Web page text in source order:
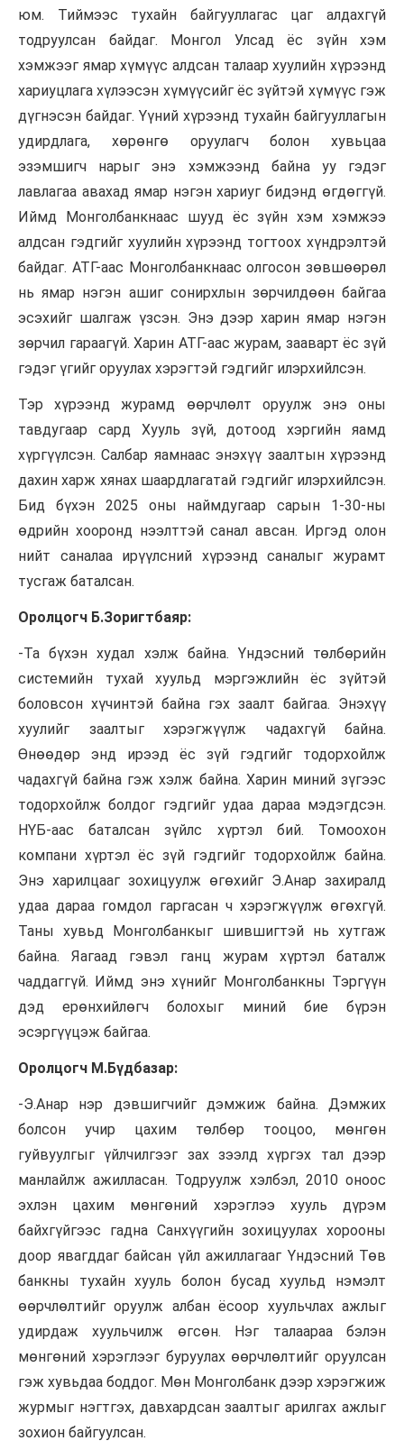
юм. Тиймээс тухайн байгууллагас цаг алдахгүй
тодруулсан байдаг. Монгол Улсад ёс зүйн хэм
хэмжээг ямар хүмүүс алдсан талаар хуулийн хүрээнд
хариуцлага хүлээсэн хүмүүсийг ёс зүйтэй хүмүүс гэж
дүгнэсэн байдаг. Үүний хүрээнд тухайн байгууллагын
удирдлага, хөрөнгө оруулагч болон хувьцаа
эзэмшигч нарыг энэ хэмжээнд байна уу гэдэг
лавлагаа авахад ямар нэгэн хариуг бидэнд өгдөггүй.
Иймд Монголбанкнаас шууд ёс зүйн хэм хэмжээ
алдсан гэдгийг хуулийн хүрээнд тогтоох хүндрэлтэй
байдаг. АТГ-аас Монголбанкнаас олгосон зөвшөөрөл
нь ямар нэгэн ашиг сонирхлынзөрчилдөөн байгаа
эсэхийг шалгаж үзсэн. Энэ дээр харин ямар нэгэн
зөрчил гараагүй. Харин АТГ-аас журам, зааварт ёс зүй
гэдэг үгийг оруулах хэрэгтэй гэдгийг илэрхийлсэн.
Тэр хүрээнд журамд өөрчлөлт оруулж энэ оны
тавдугаар сард Хууль зүй, дотоод хэргийн яамд
хүргүүлсэн. Салбар яамнаас энэхүү заалтын хүрээнд
дахин харж хянах шаардлагатай гэдгийг илэрхийлсэн.
Бид бүхэн 2025 оны наймдугаар сарын 1-30-ны
өдрийн хооронд нээлттэй санал авсан. Иргэд олон
нийт саналаа ирүүлсний хүрээнд саналыг журамт
тусгаж баталсан.
Оролцогч Б.Зоригтбаяр:
-Та бүхэн худал хэлж байна. Үндэсний төлбөрийн
системийн тухай хуульд мэргэжлийн ёс зүйтэй
боловсон хүчинтэй байна гэх заалт байгаа. Энэхүү
хуулийг заалтыг хэрэгжүүлж чадахгүй байна.
Өнөөдөр энд ирээд ёс зүй гэдгийг тодорхойлж
чадахгүй байна гэж хэлж байна. Харин миний зүгээс
тодорхойлж болдог гэдгийг удаа дараа мэдэгдсэн.
НҮБ-аас баталсан зүйлс хүртэл бий. Томоохон
компани хүртэл ёс зүй гэдгийг тодорхойлж байна.
Энэ харилцааг зохицуулж өгөхийг Э.Анар захиралд
удаа дараа гомдол гаргасан ч хэрэгжүүлж өгөхгүй.
Таны хувьд Монголбанкыг шившигтэй нь хутгаж
байна. Яагаад гэвэл ганц журам хүртэл баталж
чаддаггүй. Иймд энэ хүнийг Монголбанкны Тэргүүн
дэд ерөнхийлөгч болохыг миний бие бүрэн
эсэргүүцэж байгаа.
Оролцогч М.Бүдбазар:
-Э.Анар нэр дэвшигчийг дэмжиж байна. Дэмжих
болсон учир цахим төлбөр тооцоо, мөнгөн
гуйвуулгыг үйлчилгээг зах зээлд хүргэх тал дээр
манлайлж ажилласан. Тодруулж хэлбэл, 2010 оноос
эхлэн цахим мөнгөний хэрэглээ хууль дүрэм
байхгүйгээс гадна Санхүүгийн зохицуулах хорооны
доор явагддаг байсан үйл ажиллагааг Үндэсний Төв
банкны тухайн хууль болон бусад хуульд нэмэлт
өөрчлөлтийг оруулж албан ёсоор хуульчлах ажлыг
удирдаж хуульчилж өгсөн. Нэг талаараа бэлэн
мөнгөний хэрэглээг буруулах өөрчлөлтийг оруулсан
гэж хувьдаа боддог. Мөн Монголбанк дээр хэрэгжиж
журмыг нэгтгэх, давхардсан заалтыг арилгах ажлыг
зохион байгуулсан.